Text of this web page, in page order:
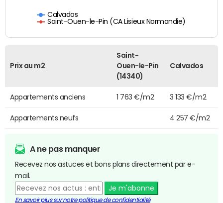
Calvados
Saint-Ouen-le-Pin (CA Lisieux Normandie)
Prix au m2
Saint-
Ouen-le-Pin
(14340)
Calvados
Appartements anciens 1 763 €/m2 3 133 €/m2
Appartements neufs 4 257 €/m2
A ne pas manquer
Recevez nos astuces et bons plans directement par e-
mail.
Je m'abonne
En savoir plus sur notre politique de confidentialité